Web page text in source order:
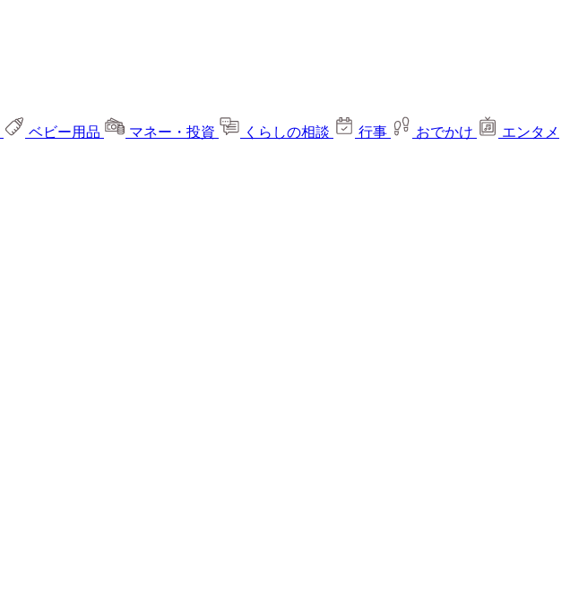
ベビー用品 マネー・投資 くらしの相談 行事 おでかけ
エンタメ